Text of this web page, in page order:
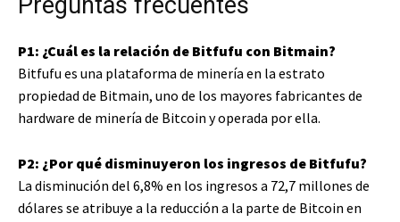
P1: ¿Cuál es la relación de Bitfufu con Bitmain?
Bitfufu es una plataforma de minería en la estrato
propiedad de Bitmain, uno de los mayores fabricantes de
hardware de minería de Bitcoin y operada por ella.
P2: ¿Por qué disminuyeron los ingresos de Bitfufu?
La disminución del 6,8% en los ingresos a 72,7 millones de
dólares se atribuye a la reducción a la parte de Bitcoin en